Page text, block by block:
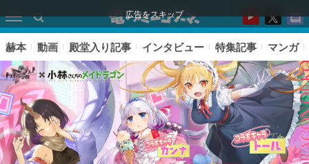
広告をスキップ
赫本 動画 殿堂入り記事 インタビュー 特集記事 マンガ